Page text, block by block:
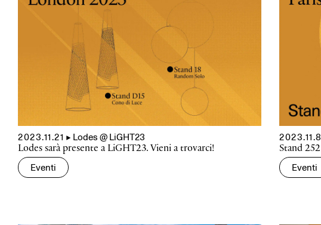
2023.11.21 ▲ Lodes @ LiGHT23
Lodes sarà presente a LiGHT23. Vieni a trovarci!
Eventi
2023.11.8
Stand 252
Eventi